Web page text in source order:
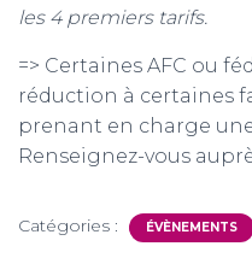
les 4 premiers tarifs.
=> Certaines AFC ou
réduction à certaines
prenant en charge
Renseignez-vous
Catégories : ÉVÈNEMENTS